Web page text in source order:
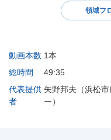
動画本数 1本
総時間
49:35
代表提供
者
矢野邦夫（浜松
ー）
領域フ